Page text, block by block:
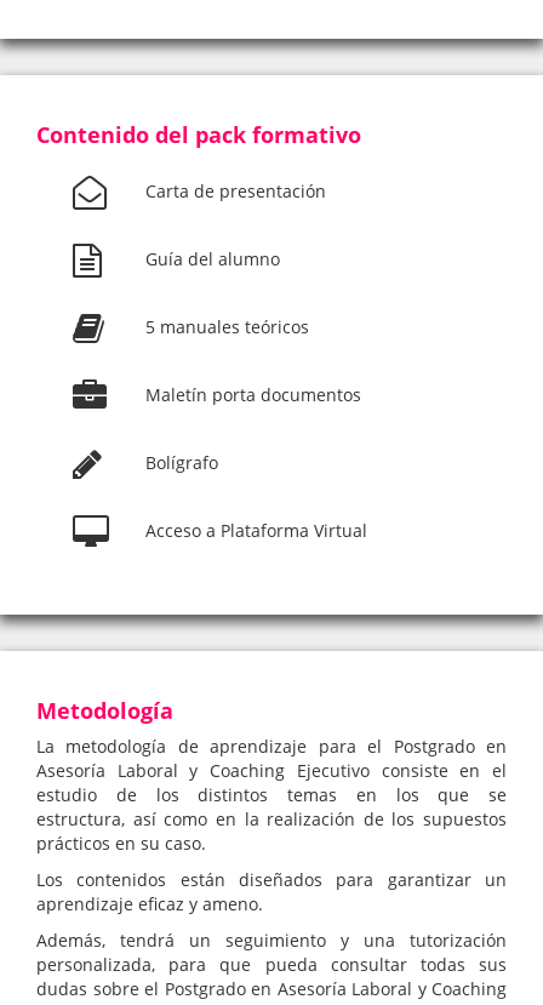
Contenido del pack formativo
Carta de presentación
Guía del alumno
5 manuales teóricos
Maletín porta documentos
Bolígrafo
Acceso a Plataforma Virtual
Metodología
La metodología de aprendizaje para el Postgrado en
Asesoría Laboral y Coaching Ejecutivo consiste en el
estudio de los distintos temas en los que se
estructura, así como en la realización de los supuestos
prácticos en su caso.
Los contenidos están diseñados para garantizar un
aprendizaje eficaz y ameno.
Además, tendrá un seguimiento y una tutorización
personalizada, para que pueda consultar todas sus
dudas sobre el Postgrado en Asesoría Laboral y Coaching